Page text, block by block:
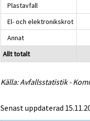
Plastavfall
El- och elektronikskrot
Annat
Allt totalt
Källa: Avfallsstatistik -
Senast uppdaterad